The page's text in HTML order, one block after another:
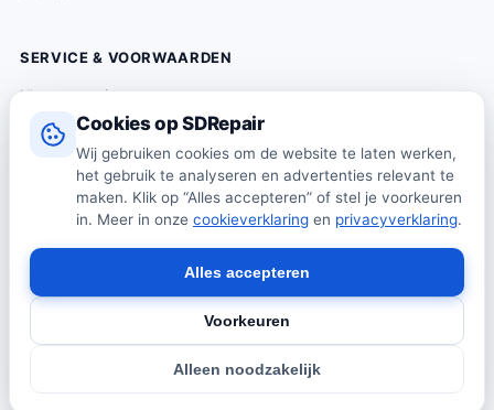
Cookies op SDRepair
Wij gebruiken cookies om de website te laten werken,
het gebruik te analyseren en advertenties relevant te
maken. Klik op “Alles accepteren” of stel je voorkeuren
in. Meer in onze cookieverklaring en privacyverklaring.
Alleen noodzakelijk
Voorkeuren
Alles accepteren
SERVICE & VOORWAARDEN
Klantenservice
Verzending & levering
Retourneren
Algemene voorwaarden
verkopen zelf geen producten · Alle prijzen onder voorbehoud.